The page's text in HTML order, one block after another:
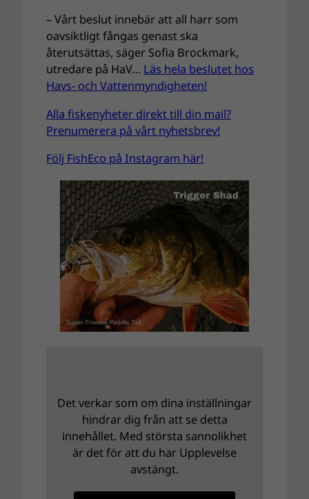
– Vårt beslut innebär att all harr som
oavsiktligt fångas genast ska
återutsättas, säger Sofia Brockmark,
utredare på HaV… Läs hela beslutet hos
Havs- och Vattenmyndigheten!
Alla fiskenyheter direkt till din mail?
Prenumerera på vårt nyhetsbrev!
Följ FishEco på Instagram här!
Det verkar som om dina inställningar
hindrar dig från att se detta
innehållet. Med största sannolikhet
är det för att du har Upplevelse
avstängt.